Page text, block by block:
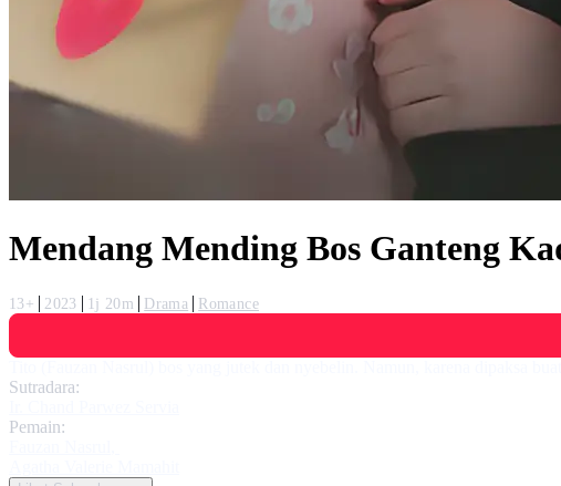
Mendang Mending Bos Ganteng
13+ 2023 1j 20m Drama
Romance
Sutradara:
Pemain: